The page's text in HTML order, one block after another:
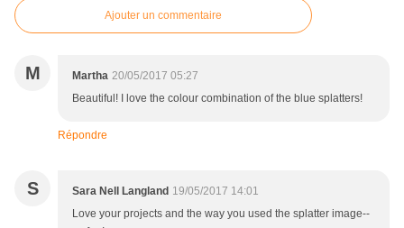
Ajouter un commentaire
M Martha 20/05/2017 05:27
Beautiful! I love the colour combination of the blue splatters!
Répondre
S Sara Nell Langland 19/05/2017 14:01
Love your projects and the way you used the splatter image--